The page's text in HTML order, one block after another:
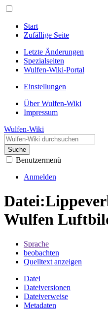
Start
Zufällige Seite
Letzte Änderungen
Spezialseiten
Wulfen-Wiki-Portal
Einstellungen
Über Wulfen-Wiki
Impressum
Wulfen-Wiki
Suche
Benutzermenü
Anmelden
Datei:
Wulfen
Sprache
beobachten
Quelltext anzeigen
Datei
Dateiversionen
Dateiverweise
Metadaten